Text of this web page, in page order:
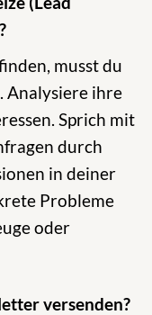
musst du
Analysiere ihre
Sprich mit
durch
in deiner
Probleme
oder
versenden?